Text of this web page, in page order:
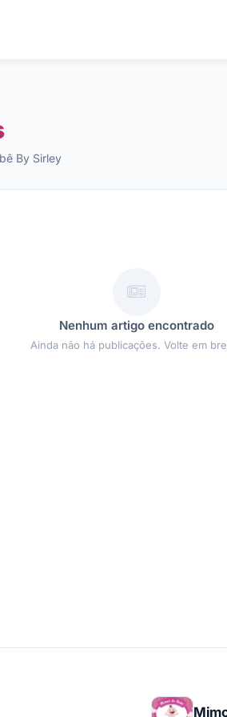
By Sirley
Nenhum artigo encontrado
Ainda não há publicações. Volte em